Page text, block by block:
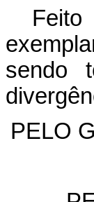
sendo
PELO